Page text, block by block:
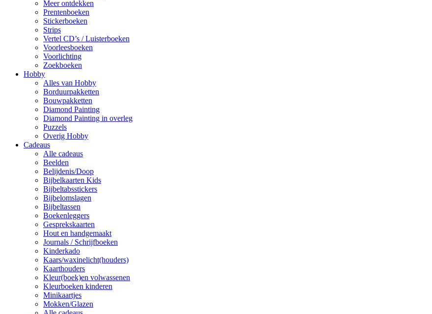
Meer ontdekken
Prentenboeken
Stickerboeken
Strips
Vertel CD’s / Luisterboeken
Voorleesboeken
Voorlichting
Zoekboeken
Hobby
Alles van Hobby
Borduurpakketten
Bouwpakketten
Diamond Painting
Diamond Painting in overleg
Puzzels
Overig Hobby
Cadeaus
Alle cadeaus
Beelden
Belijdenis/Doop
Bijbelkaarten Kids
Bijbeltabsstickers
Bijbelomslagen
Bijbeltassen
Boekenleggers
Gesprekskaarten
Hout en handgemaakt
Journals / Schrijfboeken
Kinderkado
Kaars/waxinelicht(houders)
Kaarthouders
Kleur(boek)en volwassenen
Kleurboeken kinderen
Minikaartjes
Mokken/Glazen